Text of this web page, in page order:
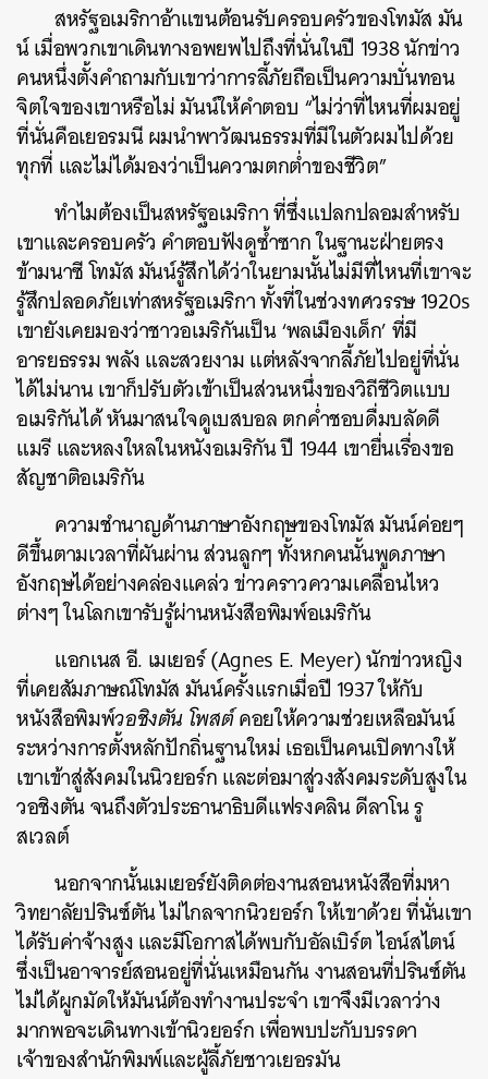
สหรัฐอเมริกาอ้าแขนต้อนรับครอบครัวของโทมัส มัน
น์ เมื่อพวกเขาเดินทางอพยพไปถึงที่นั่นในปี 1938 นักข่าว
คนหนึ่งตั้งคำถามกับเขาว่าการลี้ภัยถือเป็นความบั่นทอน
จิตใจของเขาหรือไม่ มันน์ให้คำตอบ “ไม่ว่าที่ไหนที่ผมอยู่
ที่นั่นคือเยอรมนี ผมนำพาวัฒนธรรมที่มีในตัวผมไปด้วย
ทุกที่ และไม่ได้มองว่าเป็นความตกต่ำของชีวิต”
ทำไมต้องเป็นสหรัฐอเมริกา ที่ซึ่งแปลกปลอมสำหรับ
เขาและครอบครัว คำตอบฟังดูซ้ำซาก ในฐานะฝ่ายตรง
ข้ามนาซี โทมัส มันน์รู้สึกได้ว่าในยามนั้นไม่มีที่ไหนที่เขาจะ
รู้สึกปลอดภัยเท่าสหรัฐอเมริกา ทั้งที่ในช่วงทศวรรษ 1920s
เขายังเคยมองว่าชาวอเมริกันเป็น ‘พลเมืองเด็ก’ ที่มี
อารยธรรม พลัง และสวยงาม แต่หลังจากลี้ภัยไปอยู่ที่นั่น
ได้ไม่นาน เขาก็ปรับตัวเข้าเป็นส่วนหนึ่งของวิถีชีวิตแบบ
อเมริกันได้ หันมาสนใจดูเบสบอล ตกค่ำชอบดื่มบลัดดี
แมรี และหลงใหลในหนังอเมริกัน ปี 1944 เขายื่นเรื่องขอ
สัญชาติอเมริกัน
ความชำนาญด้านภาษาอังกฤษของโทมัส มันน์ค่อยๆ
ดีขึ้นตามเวลาที่ผันผ่าน ส่วนลูกๆ ทั้งหกคนนั้นพูดภาษา
อังกฤษได้อย่างคล่องแคล่ว ข่าวคราวความเคลื่อนไหว
ต่างๆ ในโลกเขารับรู้ผ่านหนังสือพิมพ์อเมริกัน
แอกเนส อี. เมเยอร์ (Agnes E. Meyer) นักข่าวหญิง
ที่เคยสัมภาษณ์โทมัส มันน์ครั้งแรกเมื่อปี 1937 ให้กับ
หนังสือพิมพ์วอชิงตัน โพสต์คอยให้ความช่วยเหลือมันน์
ระหว่างการตั้งหลักปักถิ่นฐานใหม่ เธอเป็นคนเปิดทางให้
เขาเข้าสู่สังคมในนิวยอร์ก และต่อมาสู่วงสังคมระดับสูงใน
วอชิงตัน จนถึงตัวประธานาธิบดีแฟรงคลิน ดีลาโน รู
สเวลต์
นอกจากนั้นเมเยอร์ยังติดต่องานสอนหนังสือที่มหา
วิทยาลัยปรินซ์ตัน ไม่ไกลจากนิวยอร์ก ให้เขาด้วย ที่นั่นเขา
ได้รับค่าจ้างสูง และมีโอกาสได้พบกับอัลเบิร์ต ไอน์สไตน์
ซึ่งเป็นอาจารย์สอนอยู่ที่นั่นเหมือนกัน งานสอนที่ปรินซ์ตัน
ไม่ได้ผูกมัดให้มันน์ต้องทำงานประจำ เขาจึงมีเวลาว่าง
มากพอจะเดินทางเข้านิวยอร์ก เพื่อพบปะกับบรรดา
เจ้าของสำนักพิมพ์และผู้ลี้ภัยชาวเยอรมัน